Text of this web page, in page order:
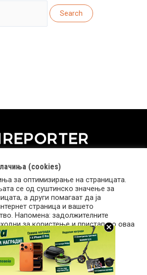
| Member of Clip Media Group
Контакт Услови за користење
(cookies)
за оптимизирање на страницата.
се од суштинско значење за
а други помагаат да ја
страница и вашето
Напомена: задолжителните
за користење и пристап до оваа
Прифати колачиња